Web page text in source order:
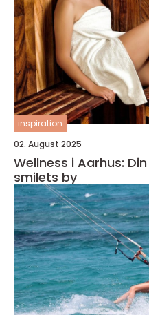
inspiration
02. August 2025
Wellness i Aarhus:
smilets by